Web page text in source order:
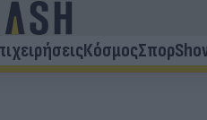
ΚόσμοςΣπορ